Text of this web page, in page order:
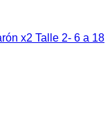
x2 Talle 2- 6 a 18